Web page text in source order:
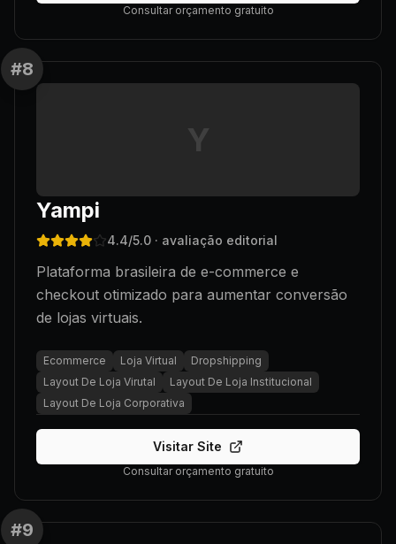
Consultar orçamento gratuito
#8
Y
Yampi
4.4/5.0 · avaliação editorial
Plataforma brasileira de e-commerce e
checkout otimizado para aumentar conversão
de lojas virtuais.
Ecommerce Loja Virtual
Dropshipping
Layout De Loja Virutal
Layout De Loja Institucional
Layout De Loja Corporativa
Visitar Site
Consultar orçamento gratuito
#9